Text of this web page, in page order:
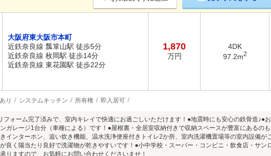
大阪府東大阪市本町
近鉄奈良線 瓢箪山駅 徒歩5分
近鉄奈良線 枚岡駅 徒歩14分
近鉄奈良線 東花園駅 徒歩22分
1,870
万円
4DK
97.2m2
り システムキッチン 所有権 即入居可
フォーム完了済みで、室内キレイで快適にお過ごしいただけます！●地震時にも安心の鉄骨造♪●
ガレージ1台分（車種による）です！●屋根裏・全居室収納付きで収納スペースが豊富にあるのも
インターホン、追い炊き機能、温水洗浄便座付きトイレ2か所、室内洗濯機置場等の室内設備が
良く陽当たり良好で洗濯物が乾きやすいです！●小中学校・スーパー・コンビニ・飲食店・サン
りますので、お気軽にお問い合わせくださいませ！